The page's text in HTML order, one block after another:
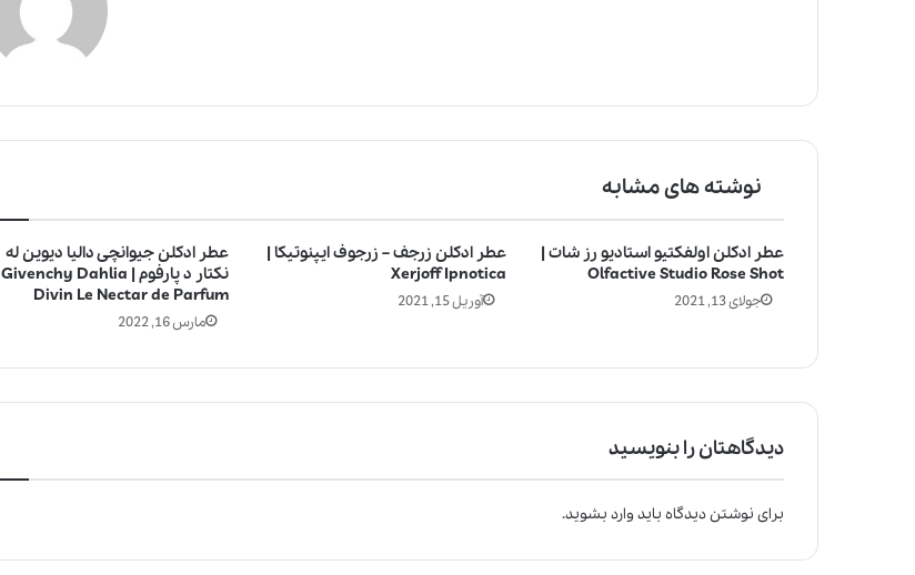
نوشته های مشابه
عطر ادکلن جیوانچی دالیا دیوین له
نکتار د پارفوم | Givenchy Dahlia
Divin Le Nectar de Parfum
مارس 16, 2022
عطر ادکلن زرجف – زرجوف ایپنوتیکا |
Xerjoff Ipnotica
آوریل 15, 2021
عطر ادکلن اولفکتیو استادیو رز شات |
Olfactive Studio Rose Shot
جولای 13, 2021
دیدگاهتان را بنویسید
برای نوشتن دیدگاه بایدوارد بشوید.